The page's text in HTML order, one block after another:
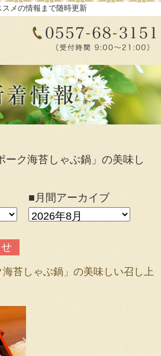
メの情報まで随時更新
ーク海苔しゃぶ鍋」の美味し
■月間アーカイブ
苔しゃぶ鍋」の美味しい召し上